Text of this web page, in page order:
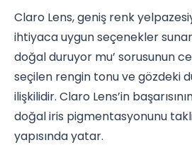
Claro Lens, geniş renk
ihtiyaca uygun seçenekler
doğal duruyor mu’ sorusunun
seçilen rengin tonu ve gözdeki
ilişkilidir. Claro Lens’in
doğal iris pigmentasyonunu
yapısında yatar.